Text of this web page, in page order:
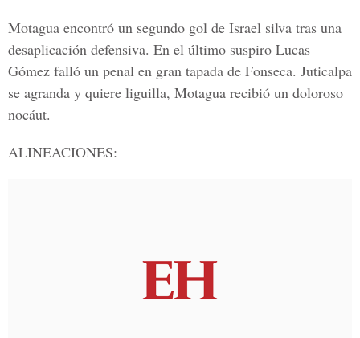
Motagua encontró un segundo gol de Israel silva tras una
desaplicación defensiva. En el último suspiro Lucas
Gómez falló un penal en gran tapada de Fonseca. Juticalpa
se agranda y quiere liguilla, Motagua recibió un doloroso
nocáut.
ALINEACIONES: